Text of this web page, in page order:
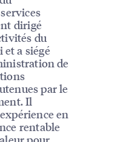
dirigé
du
et a siégé
de
par le
Il
en
rentable